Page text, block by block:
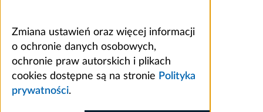
Zmiana ustawień oraz więcej informacji
o ochronie danych osobowych,
ochronie praw autorskich i plikach
cookies dostępne są na stronie Polityka
prywatności.